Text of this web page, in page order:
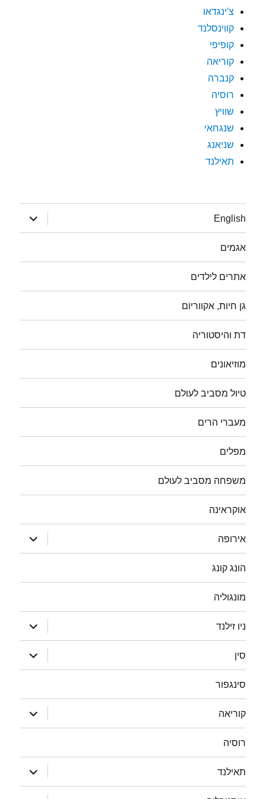
צ'ינגדאו
קווינסלנד
קופיפי
קוריאה
קנברה
רוסיה
שוויץ
שנגחאי
שניאנג
תאילנד
English
הצג
תפריט
אגמים
אתרים לילדים
גן חיות, אקווריום
דת והיסטוריה
מוזיאונים
טיול מסביב לעולם
מעברי הרים
מפלים
משפחה מסביב לעולם
אוקראינה
אירופה
הצג
תפריט
הונג קונג
מונגוליה
ניו זילנד
הצג
תפריט
סין
הצג
תפריט
סינגפור
קוריאה
הצג
תפריט
רוסיה
תאילנד
הצג
תפריט